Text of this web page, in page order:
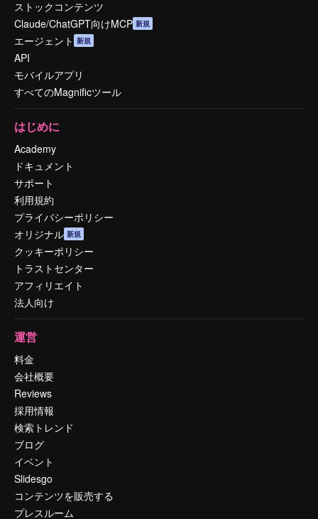
ストックコンテンツ
Claude/ChatGPT向けMCP 新規
エージェント 新規
API
モバイルアプリ
すべてのMagnificツール
はじめに
Academy
ドキュメント
サポート
利用規約
プライバシーポリシー
オリジナル 新規
クッキーポリシー
トラストセンター
アフィリエイト
法人向け
運営
料金
会社概要
Reviews
採用情報
検索トレンド
ブログ
イベント
Slidesgo
コンテンツを販売する
プレスルーム